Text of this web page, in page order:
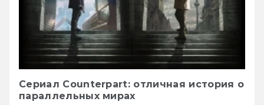
Сериал Counterpart: отличная история о
параллельных мирах